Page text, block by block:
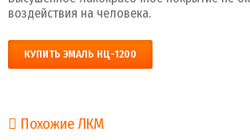
воздействия на человека.
КУПИТЬ ЭМАЛЬ НЦ-1200
Похожие ЛКМ